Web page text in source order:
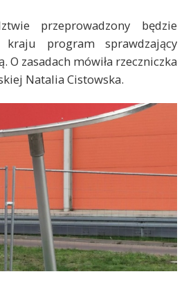
przeprowadzony będzie
program sprawdzający
O zasadach mówiła rzeczniczka
Natalia Cistowska.